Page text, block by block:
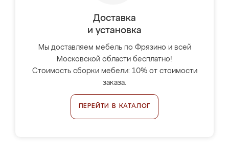
Доставка
и установка
Мы доставляем мебель по Фрязино и всей
Московской области бесплатно!
Стоимость сборки мебели: 10% от стоимости
заказа.
ПЕРЕЙТИ В КАТАЛОГ